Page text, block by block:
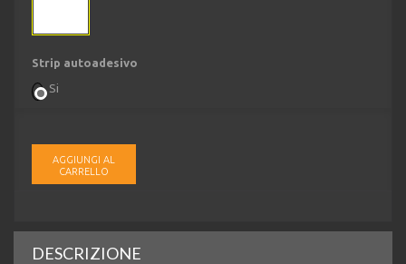
Strip autoadesivo
Si
AGGIUNGI AL
CARRELLO
DESCRIZIONE